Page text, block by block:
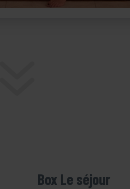
Box Le séjour